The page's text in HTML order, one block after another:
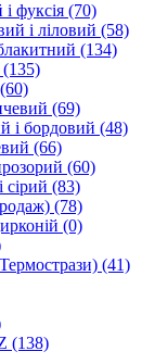
фуксія (70)
і ліловий (58)
(134)
(135)
(60)
(69)
і бордовий (48)
(66)
(60)
(83)
(78)
(0)
(41)
(138)